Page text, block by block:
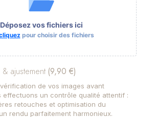
Déposez vos fichiers ici
pour choisir des fichiers
ajustement (9,90 €)
de vos images avant
effectuons un contrôle qualité attentif :
retouches et optimisation du
rendu parfaitement harmonieux.